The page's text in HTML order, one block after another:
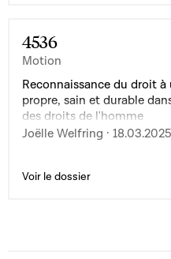
4536
Motion
Reconnaissance du droit
propre, sain et durable
des droits de l'homme
Joëlle Welfring · 18.03.2025
Voir le dossier